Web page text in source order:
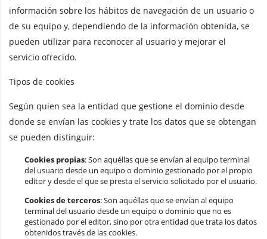
información sobre los hábitos de navegación de un usuario o
de su equipo y, dependiendo de la información obtenida, se
pueden utilizar para reconocer al usuario y mejorar el
servicio ofrecido.
Tipos de cookies
Según quien sea la entidad que gestione el dominio desde
donde se envían las cookies y trate los datos que se obtengan
se pueden distinguir:
Cookies propias: Son aquéllas que se envían al equipo terminal
del usuario desde un equipo o dominio gestionado por el propio
editor y desde el que se presta el servicio solicitado por el usuario.
Cookies de terceros: Son aquéllas que se envían al equipo
terminal del usuario desde un equipo o dominio que no es
gestionado por el editor, sino por otra entidad que trata los datos
obtenidos través de las cookies.